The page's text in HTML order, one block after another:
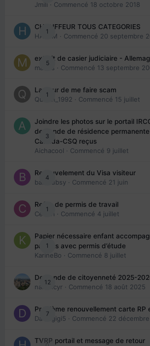
Jmili · Commencé 18 octobre 2018
1
CHAUFFEUR TOUS CATEGORIES
HAZEM · Commencé 20 septembre
5
extrait de casier judiciaire -
maries · Commencé 13 septembre
1
La peur de me faire scam
Queen_1992 · Commencé 15 juillet
3
Joindre les photos sur le portail
demande de résidence
Canada-CSQ reçus
Aichacool · Commencé 9 juillet
4
Renouvelement du Visa visiteur
babibubsy · Commencé 21 juin
1
Refus de permis de travail
Cedbri · Commencé 4 juillet
1
Papier nécessaire enfant
parents avec permis d’étude
KarineBo · Commencé 8 juillet
12
Demande de citoyenneté 2025-
nanancyr · Commencé 18 août 2025
7
Problème renouvellement carte RP
Davidgigi5 · Commencé 22
TVRP portail et message de retour